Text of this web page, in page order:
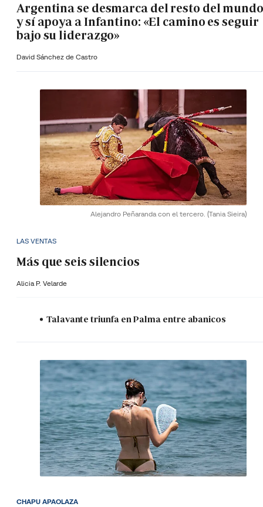
Argentina se desmarca del resto del mundo
y sí apoya a Infantino: «El camino es seguir
bajo su liderazgo»
David Sánchez de Castro
Alejandro Peñaranda con el tercero. (Tania Sieira)
LAS VENTAS
Más que seis silencios
Alicia P. Velarde
Talavante triunfa en Palma entre abanicos
CHAPU APAOLAZA